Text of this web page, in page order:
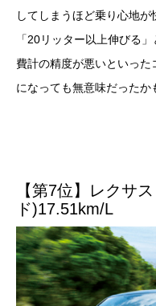
してしまうほど乗り心地が
「20リッター以上伸びる
費計の精度が悪いといった
になっても無意味だったか
【第7位】レクサ
ド)17.51km/L